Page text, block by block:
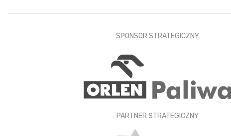
SPONSOR STRATEGICZNY
PARTNER STRATEGICZNY